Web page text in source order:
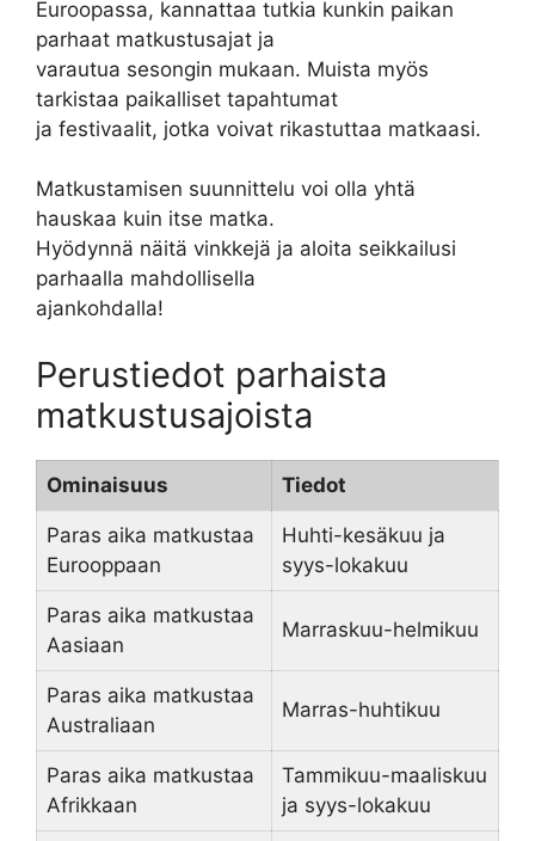
Euroopassa, kannattaa tutkia kunkin paikan
parhaat matkustusajat ja
varautua sesongin mukaan. Muista myös
tarkistaa paikalliset tapahtumat
ja festivaalit, jotka voivat rikastuttaa matkaasi.
Matkustamisen suunnittelu voi olla yhtä
hauskaa kuin itse matka.
Hyödynnä näitä vinkkejä ja aloita seikkailusi
parhaalla mahdollisella
ajankohdalla!
Perustiedot parhaista
matkustusajoista
Ominaisuus Tiedot
Paras aika matkustaa
Eurooppaan
Huhti-kesäkuu ja
syys-lokakuu
Paras aika matkustaa
Aasiaan
Marraskuu-helmikuu
Paras aika matkustaa
Australiaan
Marras-huhtikuu
Paras aika matkustaa
Afrikkaan
Tammikuu-maaliskuu
ja syys-lokakuu